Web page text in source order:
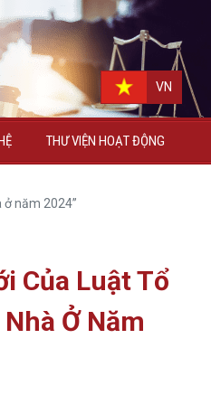
VN
THƯ VIỆN HOẠT ĐỘNG
năm 2024”
Của Luật Tổ
Ở Năm